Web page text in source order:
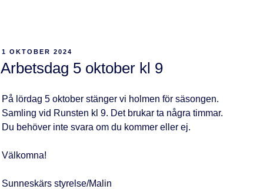
1 OKTOBER 2024
Arbetsdag 5 oktober kl 9
På lördag 5 oktober stänger vi holmen för säsongen.
Samling vid Runsten kl 9. Det brukar ta några timmar.
Du behöver inte svara om du kommer eller ej.
Välkomna!
Sunneskärs styrelse/Malin